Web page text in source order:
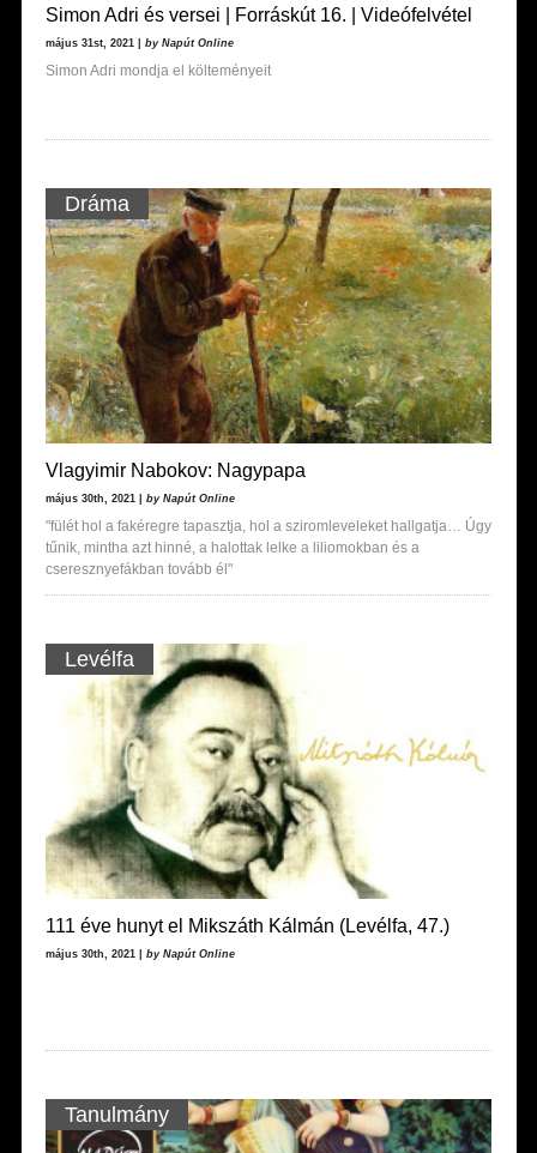
Simon Adri és versei | Forráskút 16. | Videófelvétel
május 31st, 2021 | by Napút Online
Simon Adri mondja el költeményeit
Dráma
Vlagyimir Nabokov: Nagypapa
május 30th, 2021 | by Napút Online
"fülét hol a fakéregre tapasztja, hol a sziromleveleket hallgatja… Úgy
tűnik, mintha azt hinné, a halottak lelke a liliomokban és a
cseresznyefákban tovább él"
Levélfa
111 éve hunyt el Mikszáth Kálmán (Levélfa, 47.)
május 30th, 2021 | by Napút Online
Tanulmány